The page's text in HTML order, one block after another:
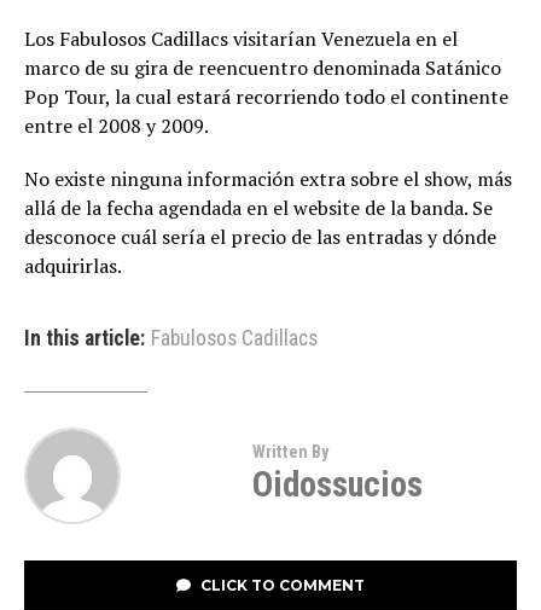
Los Fabulosos Cadillacs visitarían Venezuela en el
marco de su gira de reencuentro denominada Satánico
Pop Tour, la cual estará recorriendo todo el continente
entre el 2008 y 2009.
No existe ninguna información extra sobre el show, más
allá de la fecha agendada en el website de la banda. Se
desconoce cuál sería el precio de las entradas y dónde
adquirirlas.
In this article: Fabulosos Cadillacs
Written By
Oidossucios
CLICK TO COMMENT